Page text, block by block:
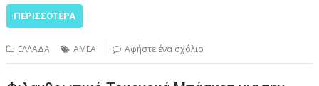
ΠΕΡΙΣΣΌΤΕΡΑ
ΕΛΛΑΔΑ ΑΜΕΑ Αφήστε ένα σχόλιο